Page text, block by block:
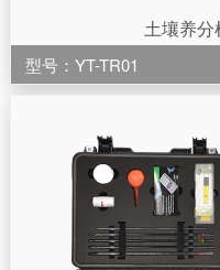
土壤养分
型号：YT-TR01